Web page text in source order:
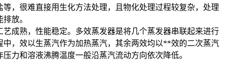
，很难直接用生化方法处理，且物化处理过程较复杂，处理
放。
成熟，性能稳定。多效蒸发器是将几个蒸发器串联起来进行
，效以生蒸汽作为加热蒸汽，其余两效均以**效的二次蒸汽
力和溶液沸腾温度一般沿蒸汽流动方向依次降低。